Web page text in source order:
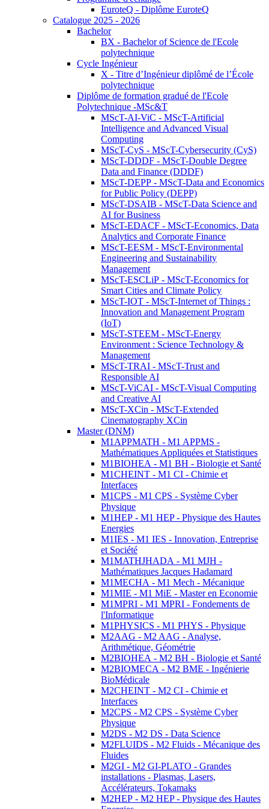
EuroteQ - Diplôme EuroteQ
Catalogue 2025 - 2026
Bachelor
BX - Bachelor of Science de l'Ecole
polytechnique
Cycle Ingénieur
X - Titre d’Ingénieur diplômé de l’École
polytechnique
Diplôme de formation gradué de l'Ecole
Polytechnique -MSc&T
MScT-AI-ViC - MScT-Artificial
Intelligence and Advanced Visual
Computing
MScT-CyS - MScT-Cybersecurity (CyS)
MScT-DDDF - MScT-Double Degree
Data and Finance (DDDF)
MScT-DEPP - MScT-Data and Economics
for Public Policy (DEPP)
MScT-DSAIB - MScT-Data Science and
AI for Business
MScT-EDACF - MScT-Economics, Data
Analytics and Corporate Finance
MScT-EESM - MScT-Environmental
Engineering and Sustainability
Management
MScT-ESCLiP - MScT-Economics for
Smart Cities and Climate Policy
MScT-IOT - MScT-Internet of Things :
Innovation and Management Program
(IoT)
MScT-STEEM - MScT-Energy
Environment : Science Technology &
Management
MScT-TRAI - MScT-Trust and
Responsible AI
MScT-ViCAI - MScT-Visual Computing
and Creative AI
MScT-XCin - MScT-Extended
Cinematography XCin
Master (DNM)
M1APPMATH - M1 APPMS -
Mathématiques Appliquées et Statistiques
M1BIOHEA - M1 BH - Biologie et Santé
M1CHEINT - M1 CI - Chimie et
Interfaces
M1CPS - M1 CPS - Système Cyber
Physique
M1HEP - M1 HEP - Physique des Hautes
Energies
M1IES - M1 IES - Innovation, Entreprise
et Société
M1MATHJHADA - M1 MJH -
Mathématiques Jacques Hadamard
M1MECHA - M1 Mech - Mécanique
M1MIE - M1 MiE - Master en Economie
M1MPRI - M1 MPRI - Fondements de
l'Informatique
M1PHYSICS - M1 PHYS - Physique
M2AAG - M2 AAG - Analyse,
Arithmétique, Géométrie
M2BIOHEA - M2 BH - Biologie et Santé
M2BIOMECA - M2 BME - Ingénierie
BioMédicale
M2CHEINT - M2 CI - Chimie et
Interfaces
M2CPS - M2 CPS - Système Cyber
Physique
M2DS - M2 DS - Data Science
M2FLUIDS - M2 Fluids - Mécanique des
Fluides
M2GI - M2 GI-PLATO - Grandes
installations - Plasmas, Lasers,
Accélérateurs, Tokamaks
M2HEP - M2 HEP - Physique des Hautes